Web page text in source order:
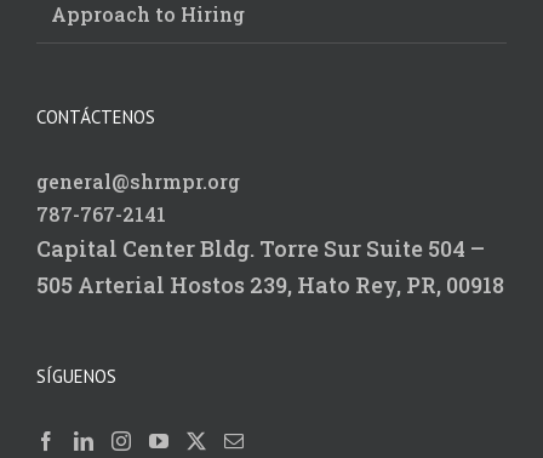
Approach to Hiring
CONTÁCTENOS
general@shrmpr.org
787-767-2141
Capital Center Bldg. Torre Sur Suite 504 –
505 Arterial Hostos 239, Hato Rey, PR, 00918
SÍGUENOS